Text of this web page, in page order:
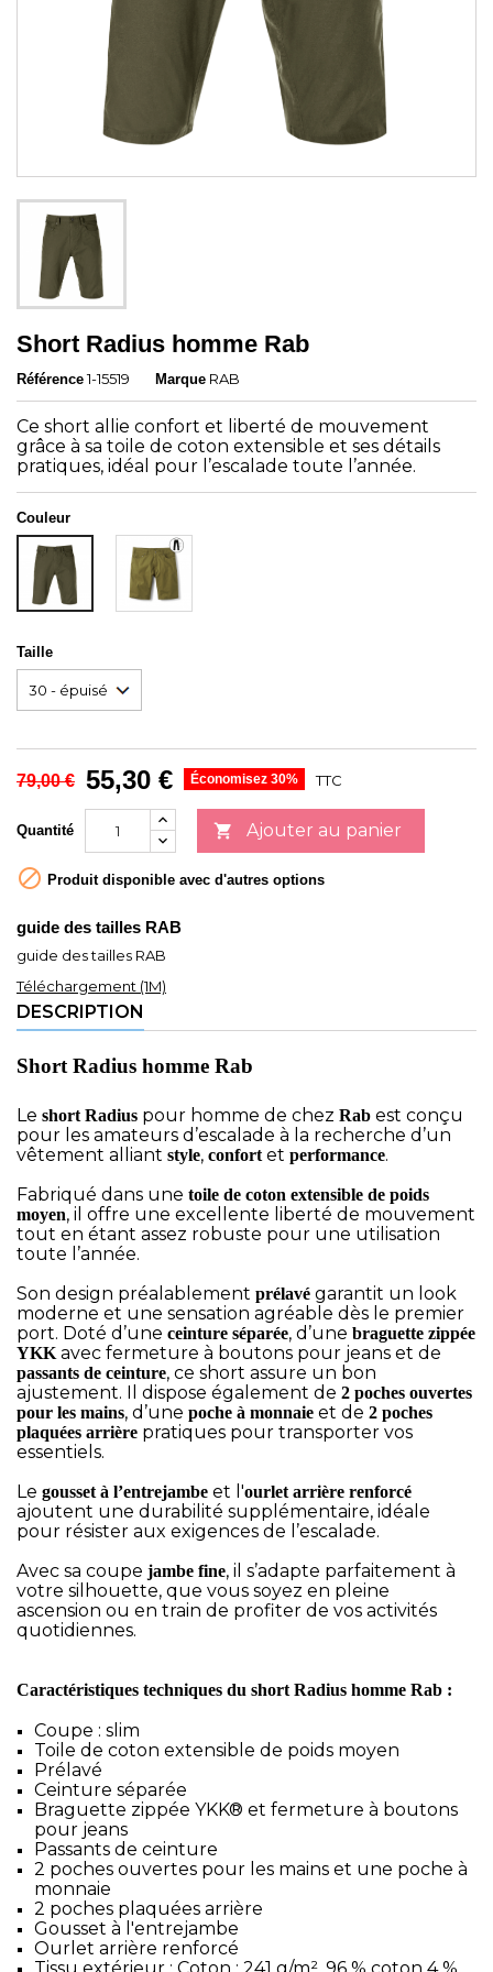
Short Radius homme Rab
Référence 1-15519 Marque RAB
Ce short allie confort et liberté de mouvement
grâce à sa toile de coton extensible et ses détails
pratiques, idéal pour l’escalade toute l’année.
Couleur
Army OAK
Taille
79,00 € 55,30 € Économisez 30% TTC
Quantité  Ajouter au panier
 Produit disponible avec d'autres options
guide des tailles RAB
guide des tailles RAB
Téléchargement (1M)
DESCRIPTION
Short Radius homme Rab
Le short Radius pour homme de chez Rab est conçu
pour les amateurs d’escalade à la recherche d’un
vêtement alliant style, confortet performance.
Fabriqué dans une toile de coton extensible de poids
moyen, il offre une excellente liberté de mouvement
tout en étant assez robuste pour une utilisation
toute l’année.
Son design préalablement prélavé garantit un look
moderne et une sensation agréable dès le premier
port. Doté d’une ceinture séparée, d’une braguette zippée
YKKavec fermeture à boutons pour jeans et de
passants de ceinture, ce short assure un bon
ajustement. Il dispose également de 2 poches ouvertes
pour les mains, d’une poche à monnaie et de 2 poches
plaquées arrière pratiques pour transporter vos
essentiels.
Le gousset à l’entrejambe et l'ourlet arrière renforcé
ajoutent une durabilité supplémentaire, idéale
pour résister aux exigences de l’escalade.
Avec sa coupe jambe fine, il s’adapte parfaitement à
votre silhouette, que vous soyez en pleine
ascension ou en train de profiter de vos activités
quotidiennes.
Caractéristiques techniques du short Radius homme Rab :
Coupe : slim
Toile de coton extensible de poids moyen
Prélavé
Ceinture séparée
Braguette zippée YKK® et fermeture à boutons
pour jeans
Passants de ceinture
2 poches ouvertes pour les mains et une poche à
monnaie
2 poches plaquées arrière
Gousset à l'entrejambe
Ourlet arrière renforcé